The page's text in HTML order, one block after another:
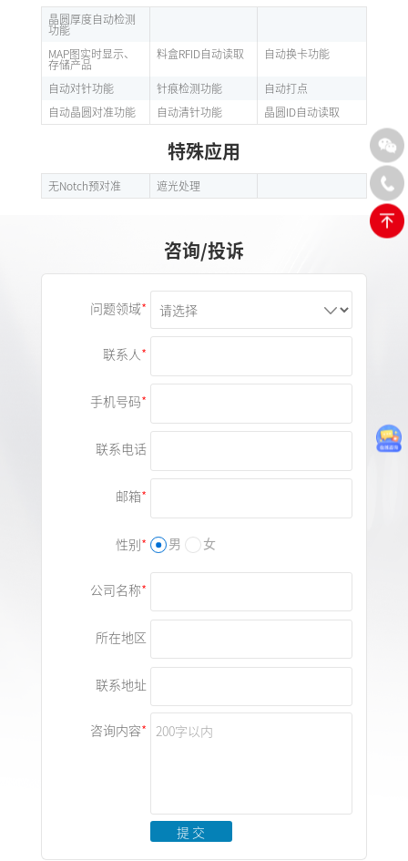
晶圆厚度自动检测
功能
MAP图实时显示、
存储产品
料盒RFID自动读取 自动换卡功能
自动对针功能 针痕检测功能
自动打点
自动晶圆对准功能
自动清针功能 晶圆ID自动读取
特殊应用
无Notch预对准 遮光处理
咨询/投诉
问题领域
联系人
手机号码
联系电话
邮箱
性别 男 女
公司名称
所在地区
联系地址
咨询内容
提 交